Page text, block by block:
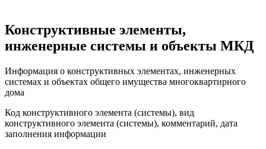
Конструктивные элементы,
инженерные системы и объекты МКД
Информация о конструктивных элементах, инженерных
системах и объектах общего имущества многоквартирного
дома
Код конструктивного элемента (системы), вид
конструктивного элемента (системы), комментарий, дата
заполнения информации